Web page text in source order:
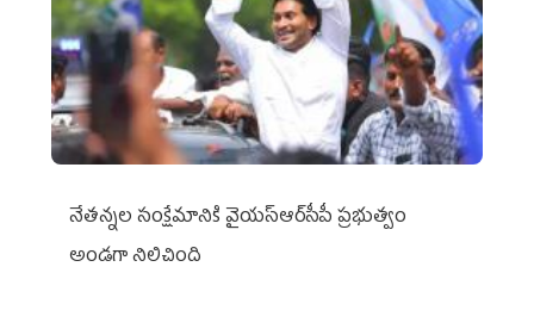
నేతన్నల సంక్షేమానికి వైయ‌స్ఆర్‌సీపీ ప్రభుత్వం
అండగా నిలిచింది